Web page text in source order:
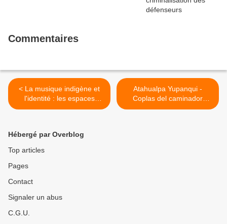
Commentaires
< La musique indigène et
l'identité : les espaces
musicaux des
Atahualpa Yupanqui -
Coplas del caminador
(1975) >
Hébergé par Overblog
Top articles
Pages
Contact
Signaler un abus
C.G.U.